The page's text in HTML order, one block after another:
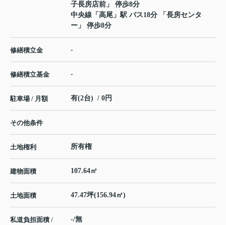
子長房店前」 停歩8分
中央線 「 高尾 」駅 バス18分 「長房センタ
ー」 停歩8分
修繕積立金 -
修繕積立基金 -
駐車場 / 月額 有(2台) / 0円
その他条件
土地権利 所有権
建物面積 107.64㎡
土地面積 47.47坪(156.94㎡)
私道負担面積 /
-/無